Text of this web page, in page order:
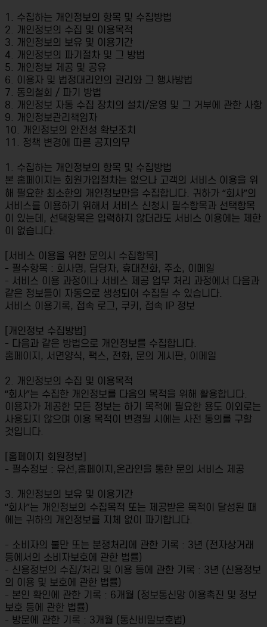
1. 수집하는 개인정보의 항목 및 수집방법
2. 개인정보의 수집 및 이용목적
3. 개인정보의 보유 및 이용기간
4. 개인정보의 파기절차 및 그 방법
5. 개인정보 제공 및 공유
6. 이용자 및 법정대리인의 권리와 그 행사방법
7. 동의철회 / 파기 방법
8. 개인정보 자동 수집 장치의 설치/운영 및 그 거부에 관한 사항
9. 개인정보관리책임자
10. 개인정보의 안전성 확보조치
11. 정책 변경에 따른 공지의무
1. 수집하는 개인정보의 항목 및 수집방법
본 홈페이지는 회원가입절차는 없으나 고객의 서비스 이용을 위
해 필요한 최소한의 개인정보만을 수집합니다. 귀하가 “회사”의
서비스를 이용하기 위해서 서비스 신청시 필수항목과 선택항목
이 있는데, 선택항목은 입력하지 않더라도 서비스 이용에는 제한
이 없습니다.
[서비스 이용을 위한 문의시 수집항목]
- 필수항목 : 회사명, 담당자, 휴대전화, 주소, 이메일
- 서비스 이용 과정이나 서비스 제공 업무 처리 과정에서 다음과
같은 정보들이 자동으로 생성되어 수집될 수 있습니다.
서비스 이용기록, 접속 로그, 쿠키, 접속 IP 정보
[개인정보 수집방법]
- 다음과 같은 방법으로 개인정보를 수집합니다.
홈페이지, 서면양식, 팩스, 전화, 문의 게시판, 이메일
2. 개인정보의 수집 및 이용목적
“회사”는 수집한 개인정보를 다음의 목적을 위해 활용합니다.
이용자가 제공한 모든 정보는 하기 목적에 필요한 용도 이외로는
사용되지 않으며 이용 목적이 변경될 시에는 사전 동의를 구할
것입니다.
[홈페이지 회원정보]
- 필수정보 : 유선,홈페이지,온라인을 통한 문의 서비스 제공
3. 개인정보의 보유 및 이용기간
“회사”는 개인정보의 수집목적 또는 제공받은 목적이 달성된 때
에는 귀하의 개인정보를 지체 없이 파기합니다.
- 소비자의 불만 또는 분쟁처리에 관한 기록 : 3년 (전자상거래
등에서의 소비자보호에 관한 법률)
- 신용정보의 수집/처리 및 이용 등에 관한 기록 : 3년 (신용정보
의 이용 및 보호에 관한 법률)
- 본인 확인에 관한 기록 : 6개월 (정보통신망 이용촉진 및 정보
보호 등에 관한 법률)
- 방문에 관한 기록 : 3개월 (통신비밀보호법)